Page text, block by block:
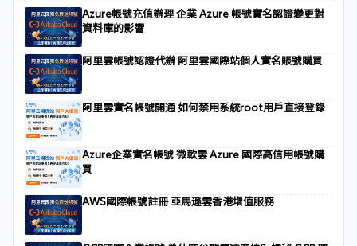
Azure帳號充值辦理 企業 Azure 帳號實名認證變更對
資料庫的影響
阿里雲帳號認證代辦 阿里雲國際站個人實名賬號購買
阿里雲實名帳號開通 如何禁用系統root用戶直接登錄
Azure企業實名帳號 微軟雲 Azure 國際高信用帳號購
買
AWS國際帳號註冊 亞馬遜雲香港增值服務